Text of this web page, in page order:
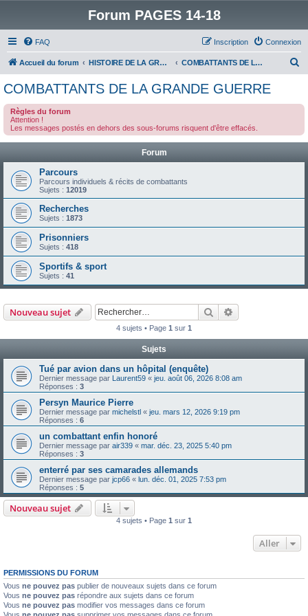
Forum PAGES 14-18
FAQ Connexion
Inscription
Accueil du forum HISTOIRE DE LA GRANDE GUERRE COMBATTANTS DE LA GRANDE GUERRE
r
c
COMBATTANTS DE LA GRANDE GUERRE
Règles du forum
Attention !
Les messages postés en dehors des sous-forums risquent d'être effacés.
Forum
Parcours
Parcours individuels & récits de combattants
Sujets : 12019
Recherches
Sujets : 1873
Prisonniers
Sujets : 418
Sportifs & sport
Sujets : 41
Nouveau sujet Rechercher
4 sujets • Page 1 sur 1
Sujets
Tué par avion dans un hôpital (enquête)
Dernier message par Laurent59 « jeu. août 06, 2026 8:08 am
Réponses : 3
Persyn Maurice Pierre
Dernier message par michelstl « jeu. mars 12, 2026 9:19 pm
Réponses : 6
un combattant enfin honoré
Dernier message par air339 « mar. déc. 23, 2025 5:40 pm
Réponses : 3
enterré par ses camarades allemands
Dernier message par jcp66 « lun. déc. 01, 2025 7:53 pm
Réponses : 5
Nouveau sujet
4 sujets • Page 1 sur 1
Aller
PERMISSIONS DU FORUM
Vous ne pouvez pas publier de nouveaux sujets dans ce forum
Vous ne pouvez pas répondre aux sujets dans ce forum
Vous ne pouvez pas modifier vos messages dans ce forum